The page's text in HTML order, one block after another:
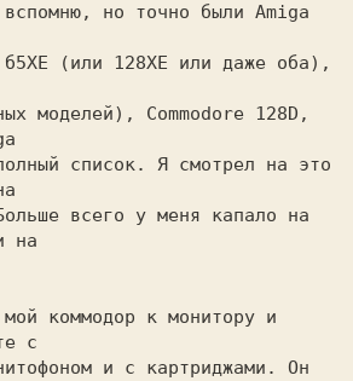
но точно были Amiga
(или 128XE или даже оба),
моделей), Commodore 128D,
список. Я смотрел на это
всего у меня капало на
на
коммодор к монитору и
с
и с картриджами. Он